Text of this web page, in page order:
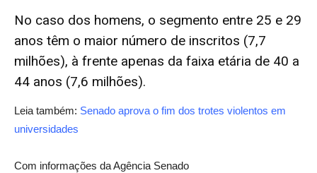
No caso dos homens, o segmento entre 25 e 29
anos têm o maior número de inscritos (7,7
milhões), à frente apenas da faixa etária de 40 a
44 anos (7,6 milhões).
Leia também: Senado aprova o fim dos trotes violentos em
universidades
Com informações da Agência Senado